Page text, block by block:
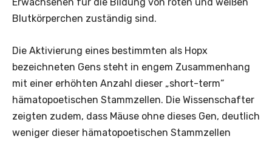
Blutkörperchen zuständig sind.
Die Aktivierung eines bestimmten als Hopx
bezeichneten Gens steht in engem Zusammenhang
mit einer erhöhten Anzahl dieser „short-term“
hämatopoetischen Stammzellen. Die Wissenschafter
zeigten zudem, dass Mäuse ohne dieses Gen, deutlich
weniger dieser hämatopoetischen Stammzellen